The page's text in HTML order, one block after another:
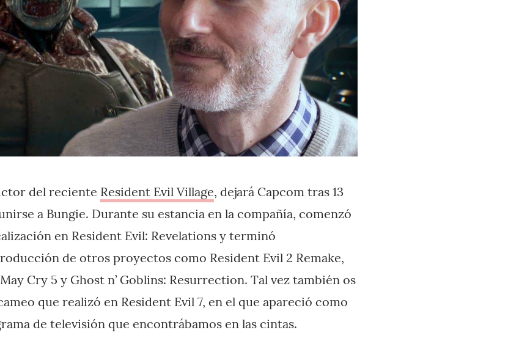
del reciente Resident Evil Village, dejará Capcom tras 13
a Bungie. Durante su estancia en la compañía, comenzó
en Resident Evil: Revelations y terminó
de otros proyectos como Resident Evil 2 Remake,
Cry 5 y Ghost n’ Goblins: Resurrection. Tal vez también os
que realizó en Resident Evil 7, en el que apareció como
de televisión que encontrábamos en las cintas.